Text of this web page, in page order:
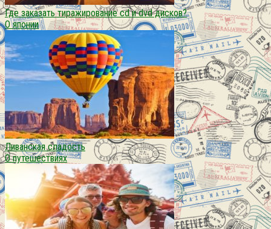
Где заказать тиражирование cd и dvd дисков?
О японии
Ливанская сладость
О путешествиях